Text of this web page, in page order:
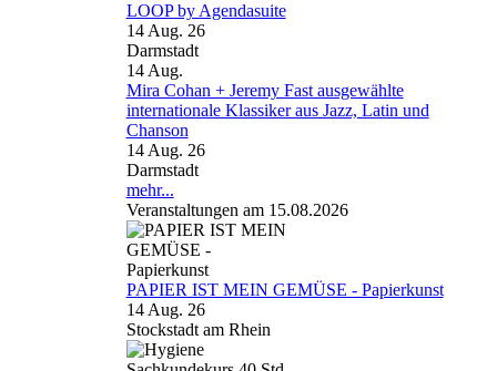
LOOP by Agendasuite
14 Aug. 26
Darmstadt
14 Aug.
Mira Cohan + Jeremy Fast ausgewählte
internationale Klassiker aus Jazz, Latin und
Chanson
14 Aug. 26
Darmstadt
mehr...
Veranstaltungen am 15.08.2026
PAPIER IST MEIN GEMÜSE - Papierkunst
14 Aug. 26
Stockstadt am Rhein